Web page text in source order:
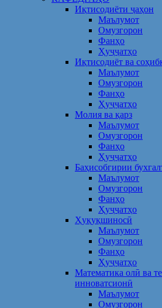
Иқтисодиёти ҷаҳон
Маълумот
Омузгорон
Фанҳо
Ҳуҷҷатҳо
Иқтисодиёт ва
Маълумот
Омузгорон
Фанҳо
Ҳуҷҷатҳо
Молия ва қарз
Маълумот
Омузгорон
Фанҳо
Ҳуҷҷатҳо
Баҳисобгирии
Маълумот
Омузгорон
Фанҳо
Ҳуҷҷатҳо
Ҳуқуқшиносӣ
Маълумот
Омузгорон
Фанҳо
Ҳуҷҷатҳо
Математика олӣ ва
инноватсионӣ
Маълумот
Омузгорон